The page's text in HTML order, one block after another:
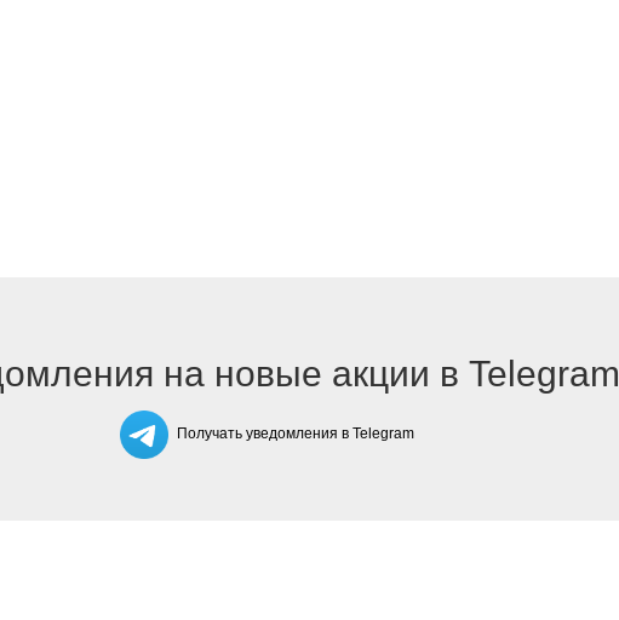
на новые акции в Telegram
Получать уведомления в Telegram